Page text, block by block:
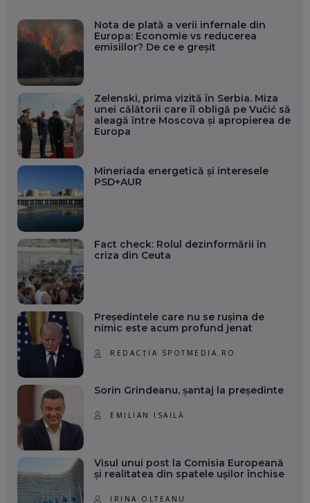
Nota de plată a verii infernale din
Europa: Economie vs reducerea
emisiilor? De ce e greșit
Zelenski, prima vizită în Serbia. Miza
unei călătorii care îl obligă pe Vučić să
aleagă între Moscova și apropierea de
Europa
Mineriada energetică și interesele
PSD+AUR
Fact check: Rolul dezinformării în
criza din Ceuta
Președintele care nu se rușina de
nimic este acum profund jenat
REDACȚIA SPOTMEDIA.RO
Sorin Grindeanu, șantaj la președinte
EMILIAN ISAILĂ
Visul unui post la Comisia Europeană
și realitatea din spatele ușilor închise
IRINA OLTEANU